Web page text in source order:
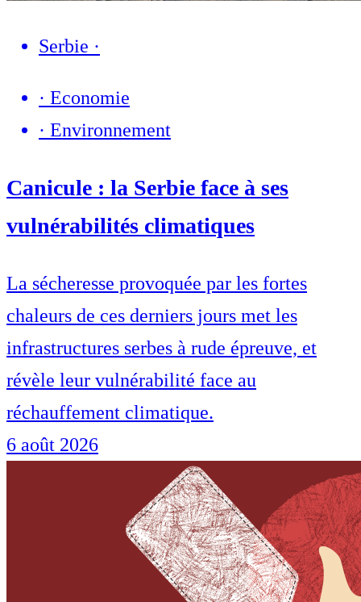
Serbie ·
· Economie
· Environnement
Canicule : la Serbie face à ses
vulnérabilités climatiques
La sécheresse provoquée par les fortes
chaleurs de ces derniers jours met les
infrastructures serbes à rude épreuve, et
révèle leur vulnérabilité face au
réchauffement climatique.
6 août 2026